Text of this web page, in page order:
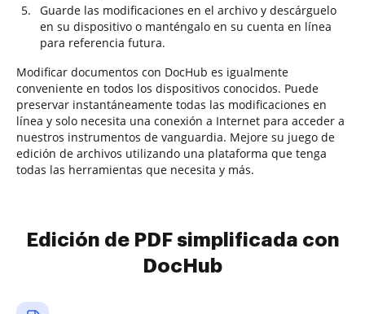
Guarde las modificaciones en el archivo y descárguelo
en su dispositivo o manténgalo en su cuenta en línea
para referencia futura.
Modificar documentos con DocHub es igualmente
conveniente en todos los dispositivos conocidos. Puede
preservar instantáneamente todas las modificaciones en
línea y solo necesita una conexión a Internet para acceder a
nuestros instrumentos de vanguardia. Mejore su juego de
edición de archivos utilizando una plataforma que tenga
todas las herramientas que necesita y más.
Edición de PDF simplificada con
DocHub